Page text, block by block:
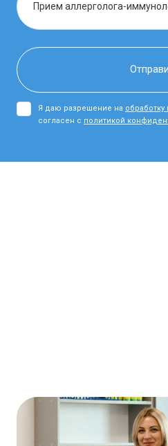
Я даю разрешение на
согласен с политикой